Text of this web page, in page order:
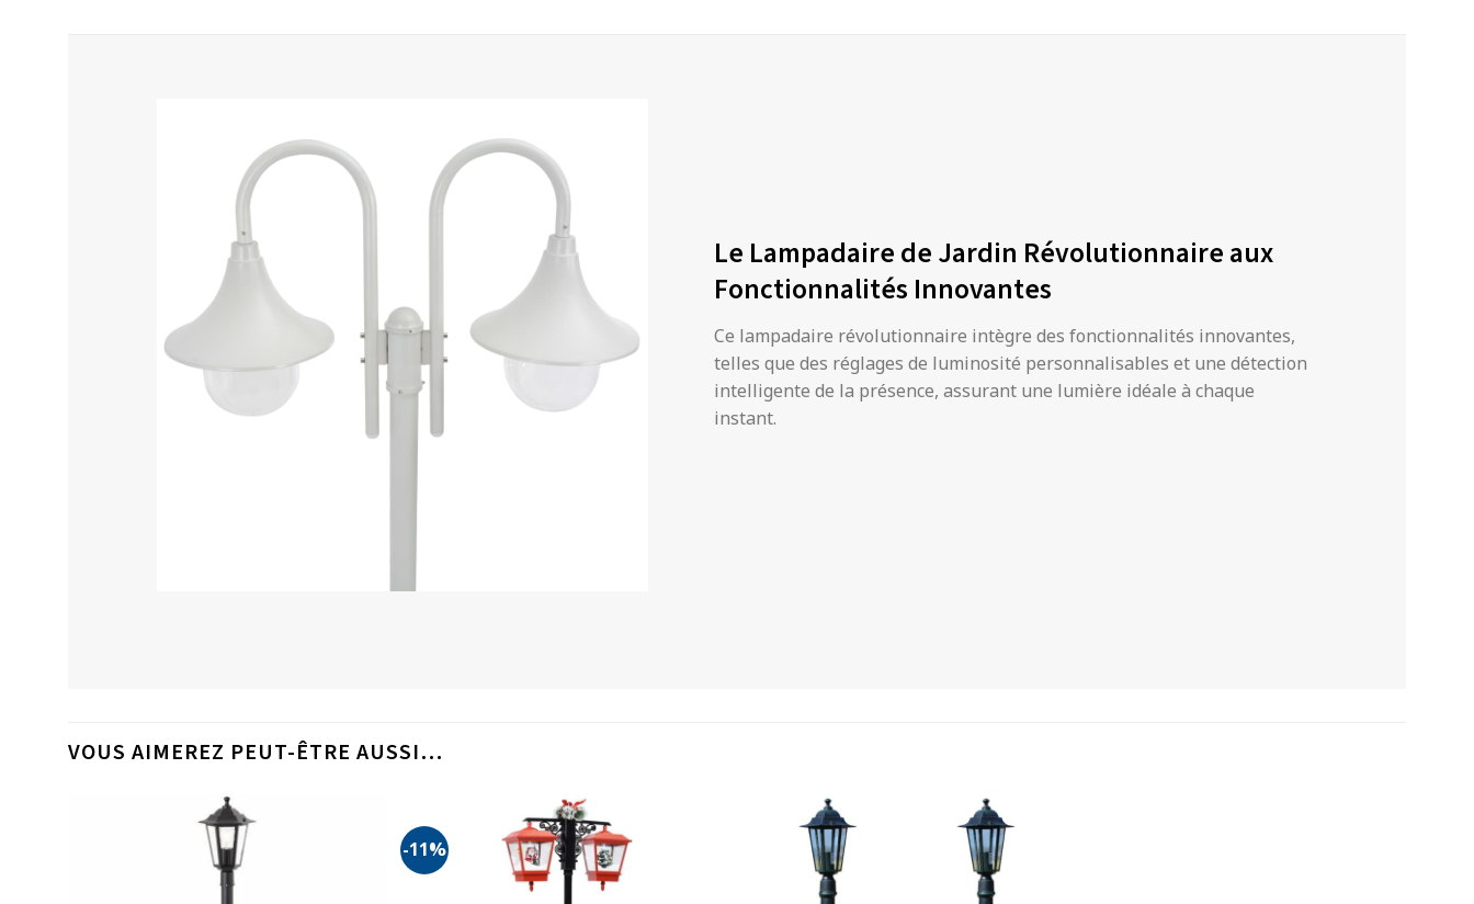
Le Lampadaire de Jardin Révolutionnaire aux
Fonctionnalités Innovantes
Ce lampadaire révolutionnaire intègre des fonctionnalités innovantes,
telles que des réglages de luminosité personnalisables et une détection
intelligente de la présence, assurant une lumière idéale à chaque
instant.
VOUS AIMEREZ PEUT-ÊTRE AUSSI…
-11%